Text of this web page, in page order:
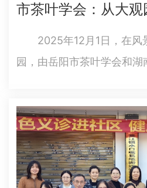
2025年12月1日，在风
园，由岳阳市茶叶学会和湖
圆满落幕。这场“《红楼梦
术研讨暨君山银针品鉴会”
史、产业界的专家…